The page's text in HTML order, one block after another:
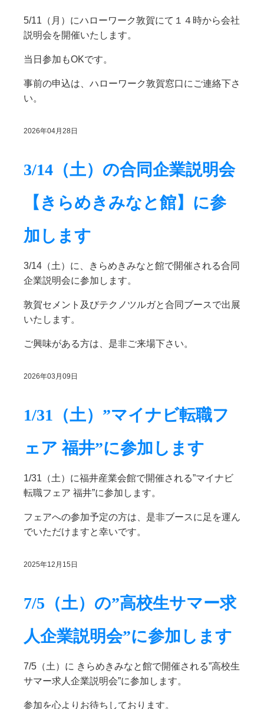
5/11（月）にハローワーク敦賀にて１４時から会社
説明会を開催いたします。
当日参加もOKです。
事前の申込は、ハローワーク敦賀窓口にご連絡下さ
い。
2026年04月28日
3/14（土）の合同企業説明会
【きらめきみなと館】に参
加します
3/14（土）に、きらめきみなと館で開催される合同
企業説明会に参加します。
敦賀セメント及びテクノツルガと合同ブースで出展
いたします。
ご興味がある方は、是非ご来場下さい。
2026年03月09日
1/31（土）”マイナビ転職フ
ェア 福井”に参加します
1/31（土）に福井産業会館で開催される”マイナビ
転職フェア 福井”に参加します。
フェアへの参加予定の方は、是非ブースに足を運ん
でいただけますと幸いです。
2025年12月15日
7/5（土）の”高校生サマー求
人企業説明会”に参加します
7/5（土）に きらめきみなと館で開催される”高校生
サマー求人企業説明会”に参加します。
参加を心よりお待ちしております。